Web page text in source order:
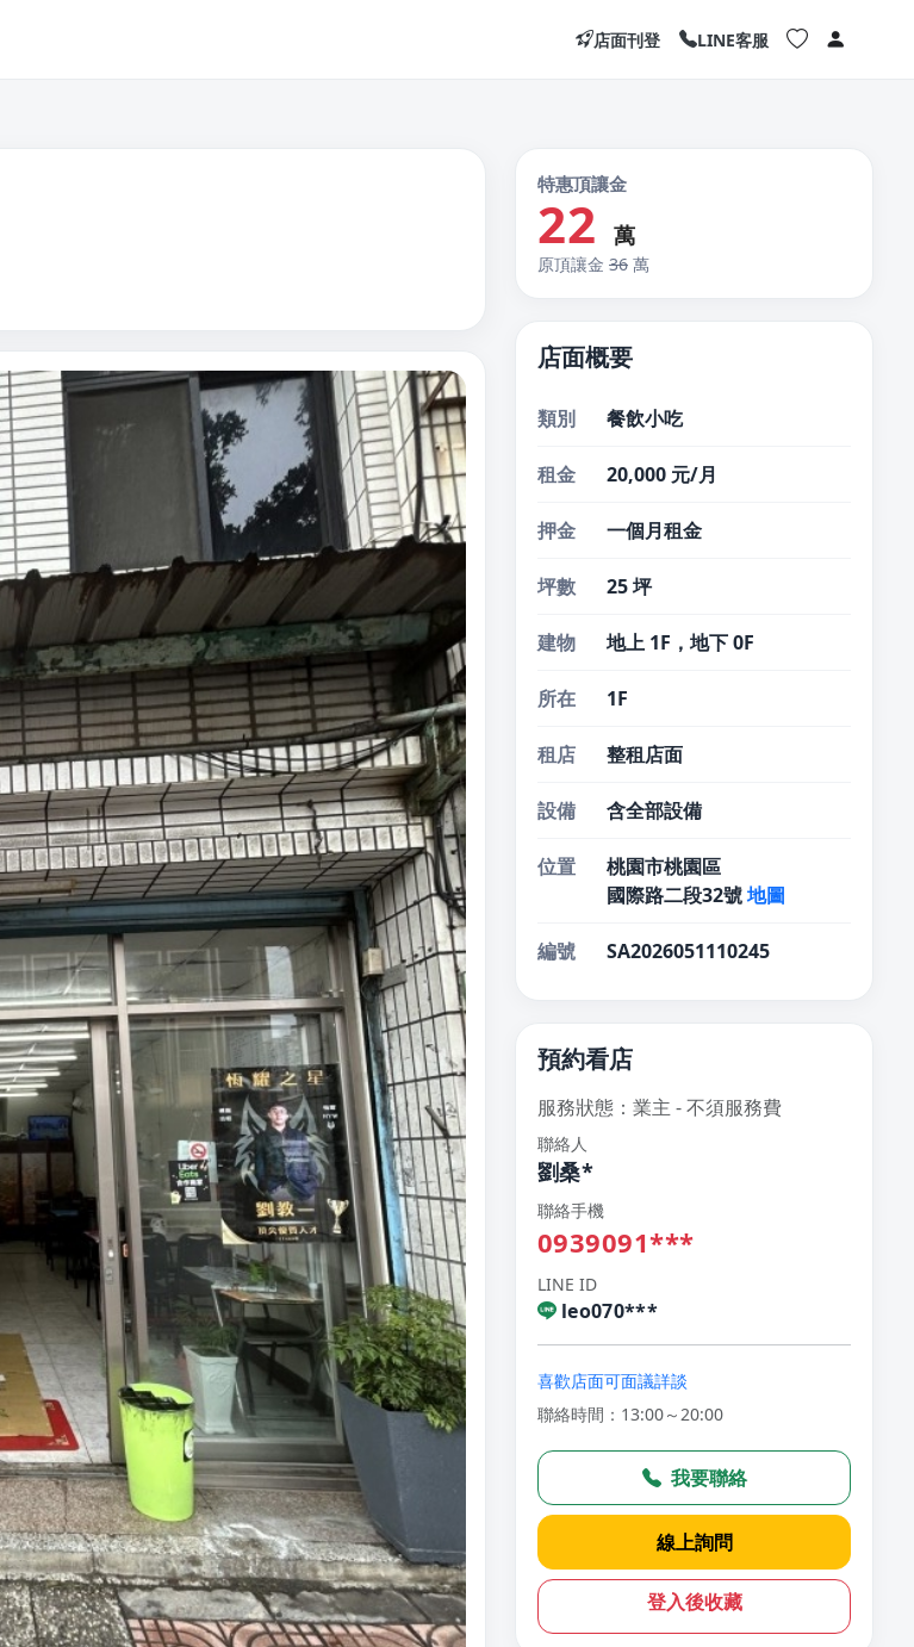
店面刊登 LINE客服
特惠頂讓金
22 萬
原頂讓金 36 萬
店面概要
類別 餐飲小吃
租金 20,000 元/月
押金 一個月租金
坪數 25 坪
建物 地上 1F，地下 0F
所在 1F
租店 整租店面
設備 含全部設備
位置
桃園市桃園區
國際路二段32號地圖
編號 SA2026051110245
預約看店
服務狀態：業主 - 不須服務費
聯絡人
劉桑*
聯絡手機
0939091***
LINE ID
leo070***
喜歡店面可面議詳談
聯絡時間：13:00～20:00
我要聯絡
線上詢問
登入後收藏